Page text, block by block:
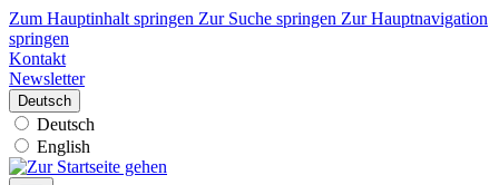
Zum Hauptinhalt springen Zur Suche springen Zur Hauptnavigation
springen
Kontakt
Newsletter
Deutsch
Deutsch
English